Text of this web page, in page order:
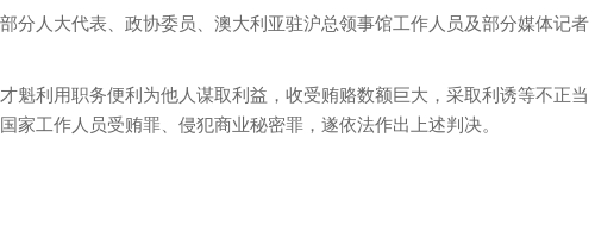
人大代表、政协委员、澳大利亚驻沪总领事馆工作人员及部分媒体记者
利用职务便利为他人谋取利益，收受贿赂数额巨大，采取利诱等不正当
工作人员受贿罪、侵犯商业秘密罪，遂依法作出上述判决。